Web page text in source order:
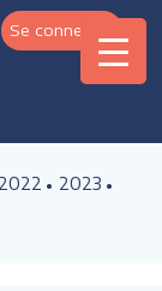
Se connecter
2022
2023